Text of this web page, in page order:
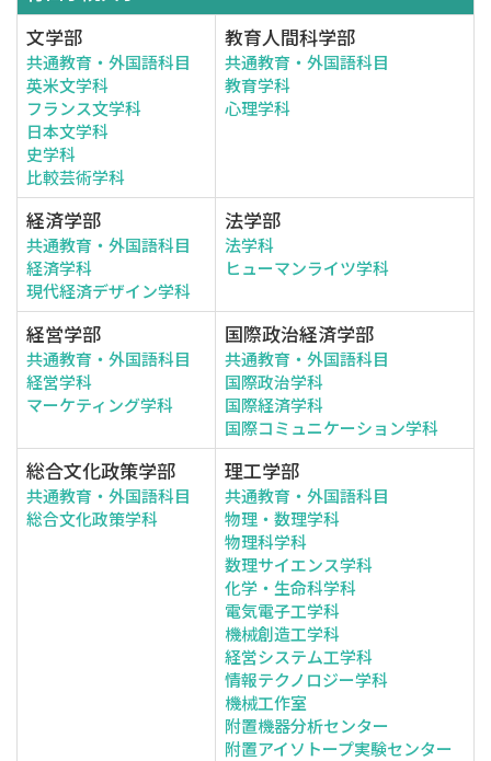
文学部
共通教育・外国語科目
英米文学科
フランス文学科
日本文学科
史学科
比較芸術学科
教育人間科学部
共通教育・外国語科目
教育学科
心理学科
経済学部
共通教育・外国語科目
経済学科
現代経済デザイン学科
法学部
法学科
ヒューマンライツ学科
経営学部
共通教育・外国語科目
経営学科
マーケティング学科
国際政治経済学部
共通教育・外国語科目
国際政治学科
国際経済学科
国際コミュニケーション学科
総合文化政策学部
共通教育・外国語科目
総合文化政策学科
理工学部
共通教育・外国語科目
物理・数理学科
物理科学科
数理サイエンス学科
化学・生命科学科
電気電子工学科
機械創造工学科
経営システム工学科
情報テクノロジー学科
機械工作室
附置機器分析センター
附置アイソトープ実験センター